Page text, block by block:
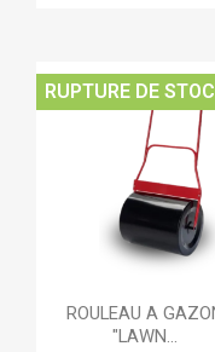
ROULEAU A
"LAWN...
RUPTURE DE